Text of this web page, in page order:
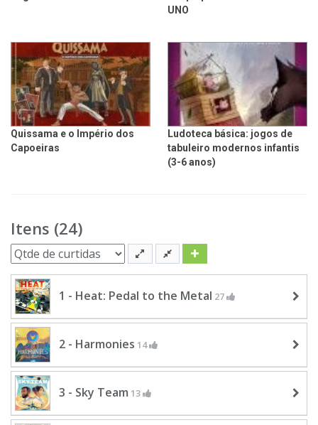
UNO
Quissama e o Império dos
Capoeiras
Ludoteca básica: jogos de
tabuleiro modernos infantis
(3-6 anos)
Itens (24)
1 - Heat: Pedal to the Metal 27
2 - Harmonies 14
3 - Sky Team 13